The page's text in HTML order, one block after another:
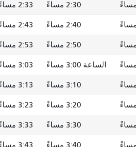
2:30 مساءً 2:33 مساءً
2:40 مساءً 2:43 مساءً
2:50 مساءً 2:53 مساءً
الساعة 3:00 مساءً 3:03 مساءً
3:10 مساءً 3:13 مساءً
3:20 مساءً 3:23 مساءً
3:30 مساءً 3:33 مساءً
3:40 مساءً 3:43 مساءً